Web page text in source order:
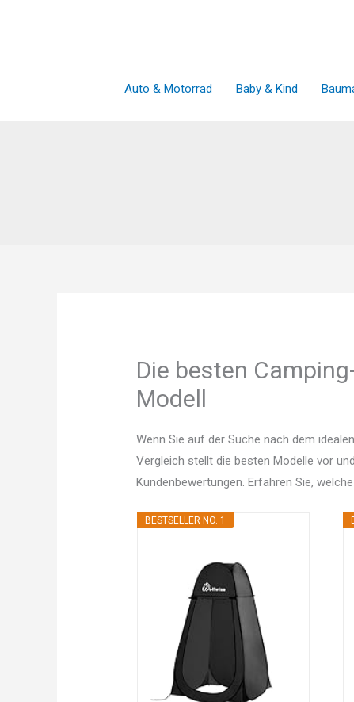
Auto & Motorrad Baby & Kind
Die besten
Modell
Wenn Sie auf der Suche nach dem
Vergleich stellt die besten Modelle vor
Kundenbewertungen. Erfahren Sie,
BESTSELLER NO. 1